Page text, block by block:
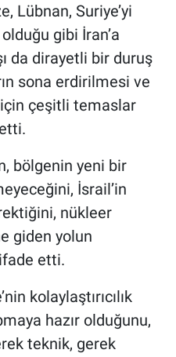
Lübnan, Suriye’yi
gibi İran’a
da dirayetli bir duruş
sona erdirilmesi ve
çeşitli temaslar
bölgenin yeni bir
İsrail’in
nükleer
giden yolun
etti.
kolaylaştırıcılık
hazır olduğunu,
teknik, gerek